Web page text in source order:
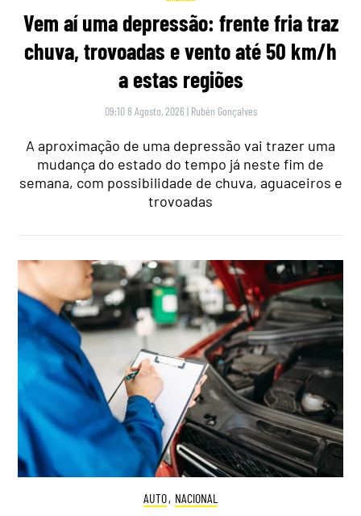
Vem aí uma depressão: frente fria traz
chuva, trovoadas e vento até 50 km/h
a estas regiões
09:10 8 Agosto, 2026 | Rubén Gonçalves
A aproximação de uma depressão vai trazer uma
mudança do estado do tempo já neste fim de
semana, com possibilidade de chuva, aguaceiros e
trovoadas
AUTO, NACIONAL